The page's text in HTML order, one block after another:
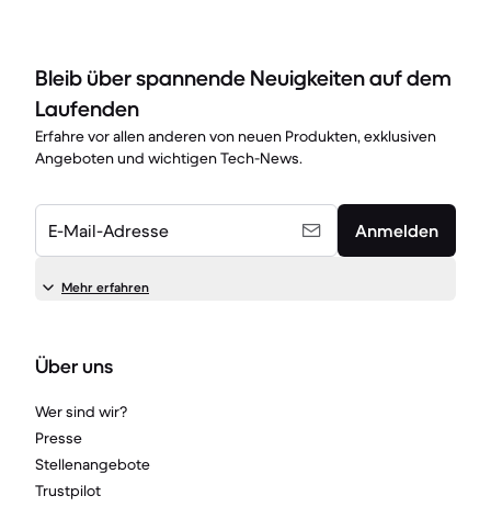
Bleib über spannende Neuigkeiten auf dem
Laufenden
Erfahre vor allen anderen von neuen Produkten, exklusiven
Angeboten und wichtigen Tech-News.
E-Mail-Adresse Anmelden
Mehr erfahren
Über uns
Wer sind wir?
Presse
Stellenangebote
Trustpilot